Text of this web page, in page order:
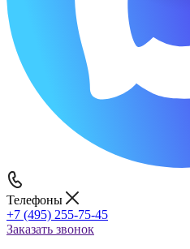
Телефоны
+7 (495) 255-75-45
Заказать звонок